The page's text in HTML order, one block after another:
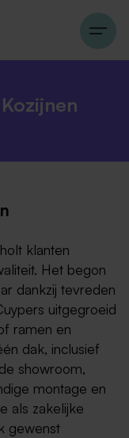
klanten
Het begon
dankzij tevreden
uitgegroeid
ramen en
dak, inclusief
showroom,
montage en
als zakelijke
gewenst